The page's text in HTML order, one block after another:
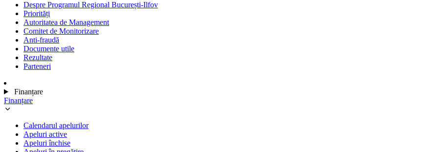
Despre Programul Regional București-Ilfov
Priorități
Autoritatea de Management
Comitet de Monitorizare
Anti-fraudă
Documente utile
Rezultate
Parteneri
Finanțare
Finanțare
Calendarul apelurilor
Apeluri active
Apeluri închise